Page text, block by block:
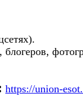
https://union-